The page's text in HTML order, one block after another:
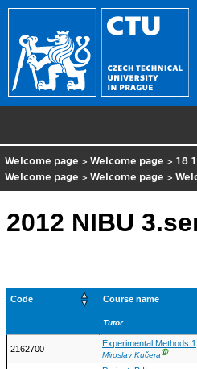
Welcome page >Welcome page > 18
Welcome page >Welcome page >
2012 NIBU
Code Course name
Tutor
2162700
Experimental Methods 1
Miroslav KučeraⒼ